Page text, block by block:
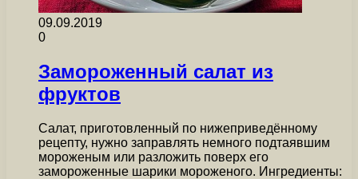
09.09.2019
0
Замороженный салат из
фруктов
Салат, приготовленный по нижеприведённому
рецепту, нужно заправлять немного подтаявшим
мороженым или разложить поверх его
замороженные шарики мороженого. Ингредиенты: